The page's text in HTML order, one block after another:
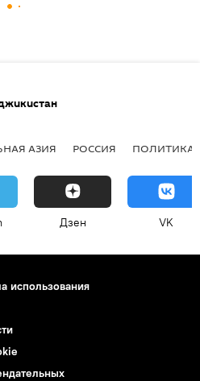
АЗИЯ РОССИЯ ПОЛИТИКА
Дзен VK
использования